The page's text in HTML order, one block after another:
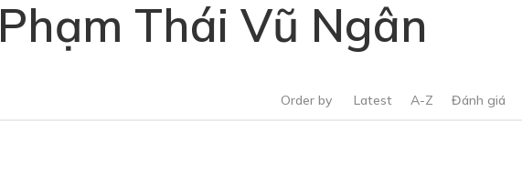
Phạm Thái Vũ Ngân
Order by Latest A-Z Đánh giá